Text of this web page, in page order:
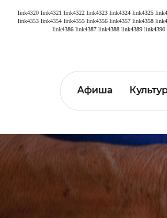
link4320 link4321 link4322 link4323 link4324 link4325
link4353 link4354 link4355 link4356 link4357 link4358
link4386 link4387 link4388 link4389 link4390
Афиша